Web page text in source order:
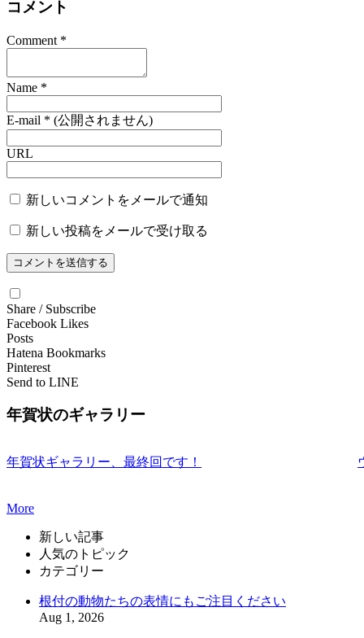
コメント
Comment *
Name *
E-mail * (公開されません)
URL
新しいコメントをメールで通知
新しい投稿をメールで受け取る
Share / Subscribe
Facebook Likes
Posts
Hatena Bookmarks
Pinterest
Send to LINE
年賀状のギャラリー
年賀状ギャラリー、最終回です！
More
新しい記事
人気のトピック
カテゴリー
根付の動物たちの表情にもご注目ください
Aug 1, 2026